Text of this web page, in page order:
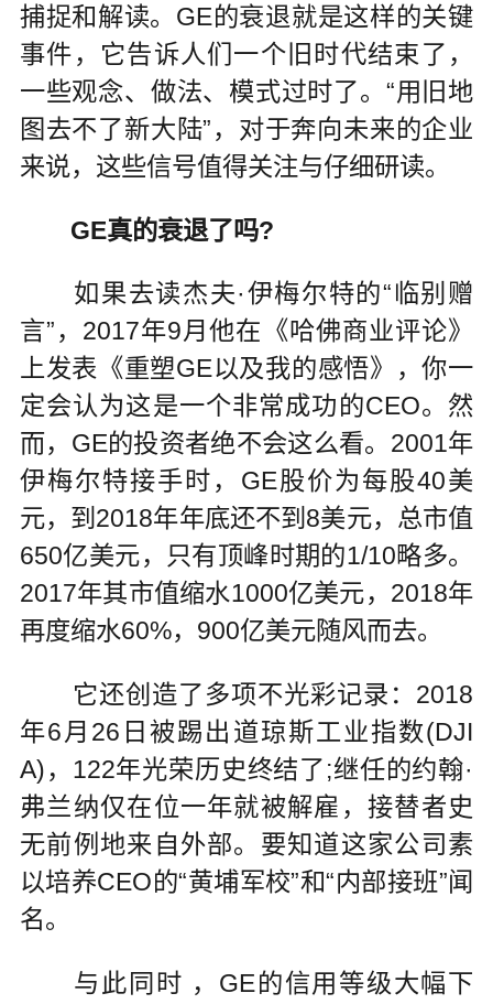
捕捉和解读。GE的衰退就是这样的关键
事件，它告诉人们一个旧时代结束了，
一些观念、做法、模式过时了。“用旧地
图去不了新大陆”，对于奔向未来的企业
来说，这些信号值得关注与仔细研读。
GE真的衰退了吗?
如果去读杰夫·伊梅尔特的“临别赠
言”，2017年9月他在《哈佛商业评论》
上发表《重塑GE以及我的感悟》，你一
定会认为这是一个非常成功的CEO。然
而，GE的投资者绝不会这么看。2001年
伊梅尔特接手时，GE股价为每股40美
元，到2018年年底还不到8美元，总市值
650亿美元，只有顶峰时期的1/10略多。
2017年其市值缩水1000亿美元，2018年
再度缩水60%，900亿美元随风而去。
它还创造了多项不光彩记录：2018
年6月26日被踢出道琼斯工业指数(DJI
A)，122年光荣历史终结了;继任的约翰·
弗兰纳仅在位一年就被解雇，接替者史
无前例地来自外部。要知道这家公司素
以培养CEO的“黄埔军校”和“内部接班”闻
名。
与此同时 ，GE的信用等级大幅下